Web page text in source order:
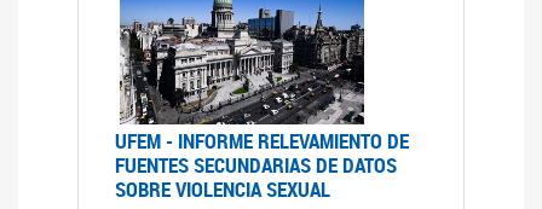
UFEM - INFORME RELEVAMIENTO DE
FUENTES SECUNDARIAS DE DATOS
SOBRE VIOLENCIA SEXUAL